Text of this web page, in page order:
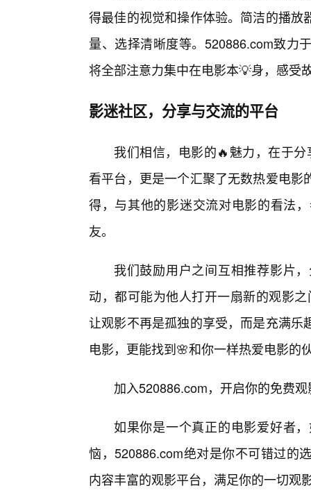
得最佳的视觉和操作体验。简洁的播
量、选择清晰度等。520886.com致力
将全部注意力集中在电影本💡身，感受
影迷社区，分享与交流的平台
我们相信，电影的🔥魅力，在于
看平台，更是一个汇聚了无数热爱电
得，与其他的影迷交流对电影的看法
友。
我们鼓励用户之间互相推荐影片
动，都可能为他人打开一扇新的观影
让观影不再是孤独的享受，而是充满
电影，更能找到🌸和你一样热爱电影的
加入520886.com，开启你的免费
如果你是一个真正的电影爱好者
恼，520886.com绝对是你不可错过的
内容丰富的观影平台，满足你的一切观